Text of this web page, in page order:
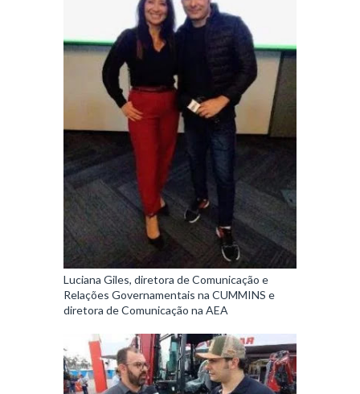
Luciana Giles, diretora de Comunicação e
Relações Governamentais na CUMMINS e
diretora de Comunicação na AEA